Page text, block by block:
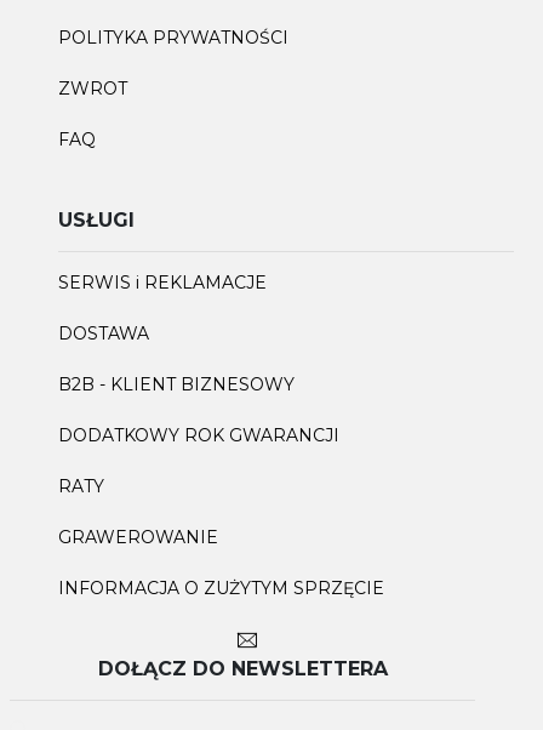
POLITYKA PRYWATNOŚCI
ZWROT
FAQ
USŁUGI
SERWIS i REKLAMACJE
DOSTAWA
B2B - KLIENT BIZNESOWY
DODATKOWY ROK GWARANCJI
RATY
GRAWEROWANIE
INFORMACJA O ZUŻYTYM SPRZĘCIE
DOŁĄCZ DO NEWSLETTERA